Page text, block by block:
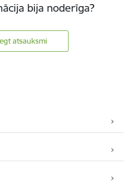
bija noderīga?
atsauksmi